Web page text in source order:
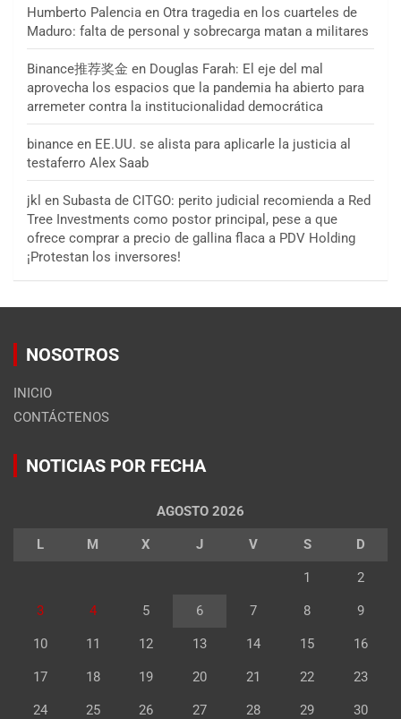
Humberto Palencia en Otra tragedia en los cuarteles de
Maduro: falta de personal y sobrecarga matan a militares
Binance推荐奖金 en Douglas Farah: El eje del mal
aprovecha los espacios que la pandemia ha abierto para
arremeter contra la institucionalidad democrática
binance en EE.UU. se alista para aplicarle la justicia al
testaferro Alex Saab
jkl en Subasta de CITGO: perito judicial recomienda a Red
Tree Investments como postor principal, pese a que
ofrece comprar a precio de gallina flaca a PDV Holding
¡Protestan los inversores!
NOSOTROS
INICIO
CONTÁCTENOS
NOTICIAS POR FECHA
AGOSTO 2026
L M X J V S D
1 2
3 4 5 6 7 8 9
10 11 12 13 14 15 16
17 18 19 20 21 22 23
24 25 26 27 28 29 30